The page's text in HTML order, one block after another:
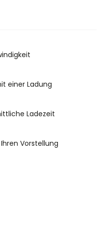
einer Ladung
Ladezeit
Vorstellung